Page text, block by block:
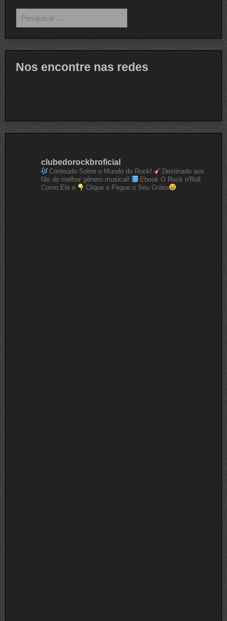
por:
Nos encontre nas redes
clubedorockbroficial
Conteúdo Sobre o Mundo do Rock!
Destinado aos
fãs do melhor gênero musical!
Ebook O Rock n'Roll
Como Ele é
Clique e Pegue o Seu Grátis